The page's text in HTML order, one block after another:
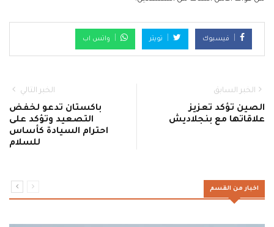
فيسبوك تويتر واتس اب
الخبر السابق
الصين تؤكد تعزيز
علاقاتها مع بنجلاديش
الخبر التالي
باكستان تدعو لخفض
التصعيد وتؤكد على
احترام السيادة كأساس
للسلام
اخبار من القسم